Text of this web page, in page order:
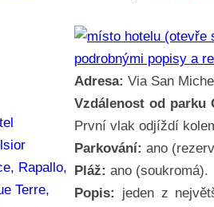
podrobnými popisy a
Adresa: Via San
Vzdálenost od parku
První vlak odjíždí
Parkování: ano
Pláž: ano (soukromá).
Popis:
jeden z